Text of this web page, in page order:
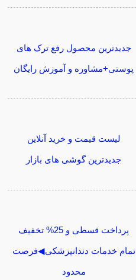
جدیدترین محصول رفع ترک های
پوستی+مشاوره و آموزش رایگان
لیست قیمت و خرید آنلاین
جدیدترین گوشی های بازار
پرداخت قسطی و 25% تخفیف
تمام خدمات دندانپزشکی◀فرصت
محدود